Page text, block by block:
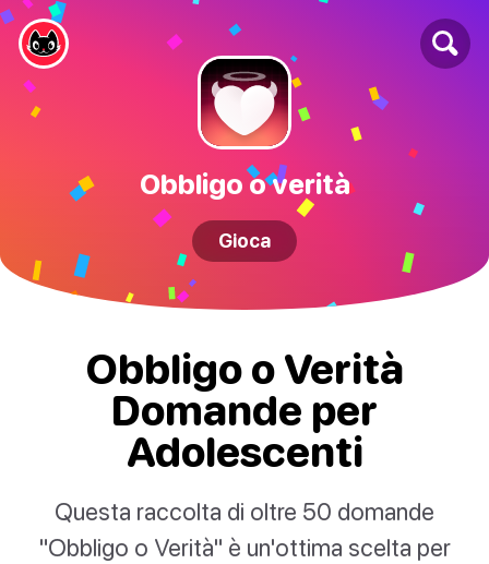
Obbligo o verità
Gioca
Obbligo o Verità
Domande per
Adolescenti
Questa raccolta di oltre 50 domande
"Obbligo o Verità" è un'ottima scelta per